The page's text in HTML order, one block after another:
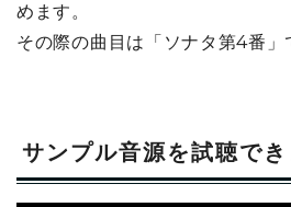
めます。
その際の曲目は「ソナタ第4番」
サンプル音源を試聴で